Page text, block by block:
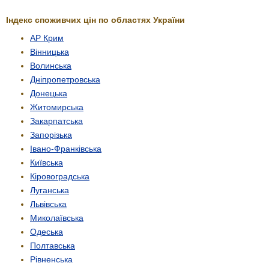
Індекс споживчих цін по областях України
АР Крим
Вінницька
Волинська
Дніпропетровська
Донецька
Житомирська
Закарпатська
Запорізька
Івано-Франківська
Київська
Кіровоградська
Луганська
Львівська
Миколаївська
Одеська
Полтавська
Рівненська